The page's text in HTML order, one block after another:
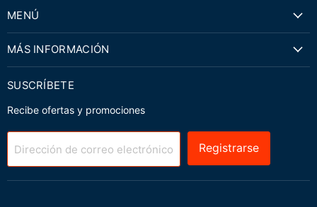
MENÚ
MÁS INFORMACIÓN
SUSCRÍBETE
Recibe ofertas y promociones
Dirección de correo electrónico Registrarse